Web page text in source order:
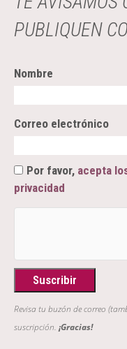
PUBLIQUEN
Nombre
Correo electrónico
Por favor, acepta
privacidad
Revisa tu buzón de correo
suscripción. ¡Gracias!